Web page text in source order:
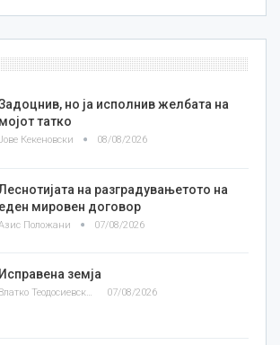
но ја исполнив желбата на
мојот татко
Кекеновски 08/08/2026
на разградувањетото на
еден мировен договор
Положани 07/08/2026
Исправена земја
Златко Теодосиевски 07/08/2026